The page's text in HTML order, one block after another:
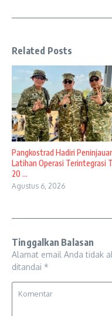
Related Posts
Pangkostrad Hadiri
Latihan Operasi Terintegrasi
20 ...
Agustus 6, 2026
Tinggalkan Balasan
Alamat email Anda tidak
ditandai *